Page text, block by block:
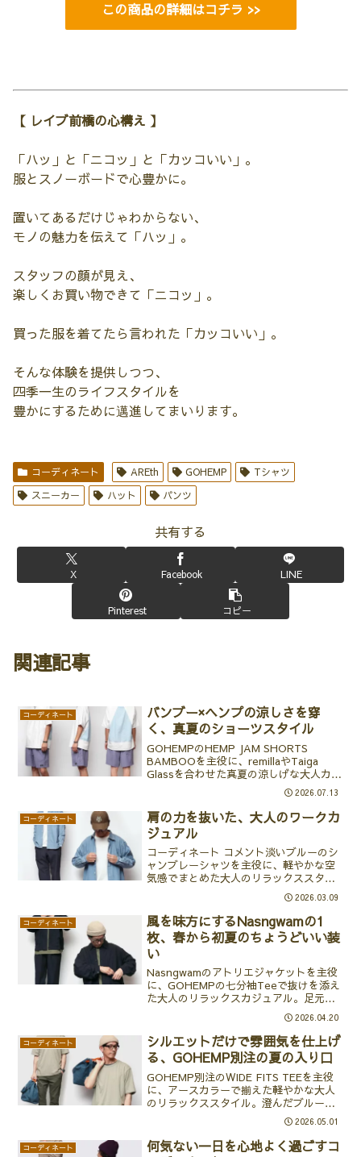
この商品の詳細はコチラ >>
【 レイブ前橋の心構え 】
「ハッ」と「ニコッ」と「カッコいい」。
服とスノーボードで心豊かに。
置いてあるだけじゃわからない、
モノの魅力を伝えて「ハッ」。
スタッフの顔が見え、
楽しくお買い物できて「ニコッ」。
買った服を着てたら言われた「カッコいい」。
そんな体験を提供しつつ、
四季一生のライフスタイルを
豊かにするために邁進してまいります。
コーディネート AREth GOHEMP
Tシャツ
スニーカー
ハット パンツ
共有する
X Facebook LINE
Pinterest コピー
関連記事
コーディネート
バンブー×ヘンプの涼しさを穿
く、真夏のショーツスタイル
GOHEMPのHEMP JAM SHORTS
BAMBOOを主役に、remillaやTaiga
Glassを合わせた真夏の涼しげな大人カジ
ュアル。白から青へのグラデーションで
2026.07.13
コーディネート
肩の力を抜いた、大人のワークカ
ジュアル
コーディネート コメント淡いブルーのシ
ャンブレーシャツを主役に、軽やかな空
気感でまとめた大人のリラックススタイ
ル。ユーズドウォッシュのワークシャツ
はデニムシャツのような表情を持ちなが
らも、どこか柔らかく肩の力を抜いた印
象。ヴィンテージのワー...
2026.03.09
コーディネート
風を味方にするNasngwamの1
枚、春から初夏のちょうどいい装
い
Nasngwamのアトリエジャケットを主役
に、GOHEMPの七分袖Teeで抜けを添え
た大人のリラックスカジュアル。足元は
2026.04.20
コーディネート
シルエットだけで雰囲気を仕上げ
る、GOHEMP別注の夏の入り口
GOHEMP別注のWIDE FITS TEEを主役
に、アースカラーで揃えた軽やかな大人
のリラックススタイル。澄んだブルーの
2026.05.01
コーディネート
何気ない一日を心地よく過ごすコ